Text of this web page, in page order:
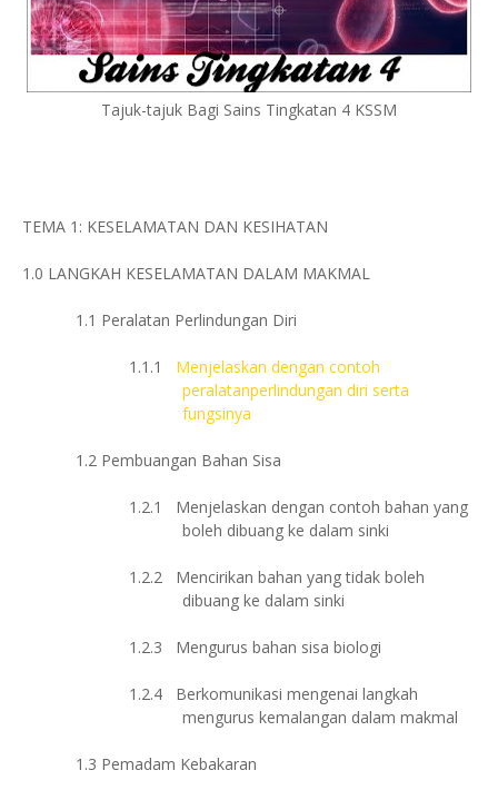
Tajuk-tajuk Bagi Sains Tingkatan 4 KSSM
TEMA 1: KESELAMATAN DAN KESIHATAN
1.0 LANGKAH KESELAMATAN DALAM MAKMAL
1.1 Peralatan Perlindungan Diri
1.1.1
Menjelaskan dengan contoh
peralatanperlindungan diri serta
fungsinya
1.2 Pembuangan Bahan Sisa
1.2.1
Menjelaskan dengan contoh bahan yang
boleh dibuang ke dalam sinki
1.2.2
Mencirikan bahan yang tidak boleh
dibuang ke dalam sinki
1.2.3 Mengurus bahan sisa biologi
1.2.4
Berkomunikasi mengenai langkah
mengurus kemalangan dalam makmal
1.3 Pemadam Kebakaran